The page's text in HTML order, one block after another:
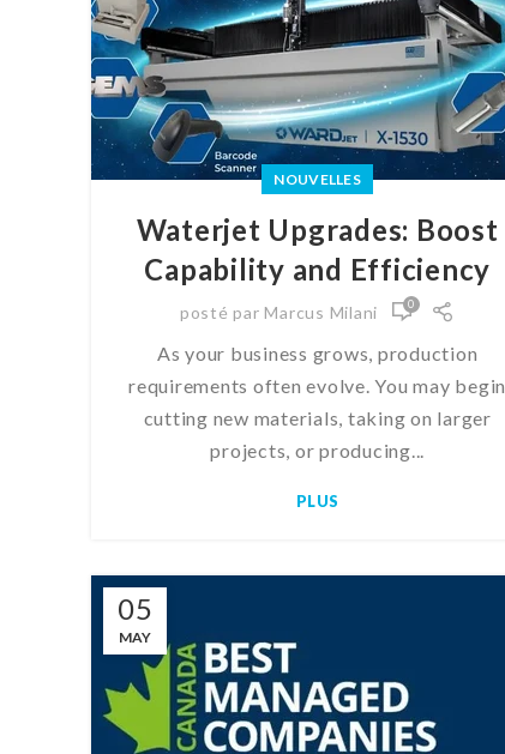
NOUVELLES
Waterjet Upgrades: Boost
Capability and Efficiency
posté par Marcus Milani 0
As your business grows, production
requirements often evolve. You may begin
cutting new materials, taking on larger
projects, or producing...
PLUS
05
MAY